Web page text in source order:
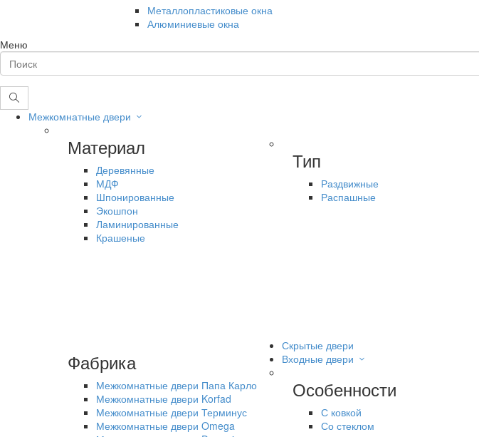
Металлопластиковые окна
Алюминиевые окна
Меню
Межкомнатные двери
Материал
Деревянные
МДФ
Шпонированные
Экошпон
Ламинированные
Крашеные
Тип
Раздвижные
Распашные
Фабрика
Межкомнатные двери Папа Карло
Межкомнатные двери Korfad
Межкомнатные двери Терминус
Межкомнатные двери Omega
Скрытые двери
Входные двери
Особенности
С ковкой
Со стеклом